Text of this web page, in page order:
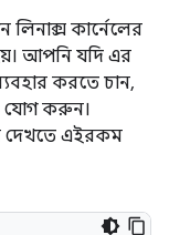
কার্নেলের
আপনি যদি এর
করতে চান,
যোগ করুন।
দেখতে এইরকম